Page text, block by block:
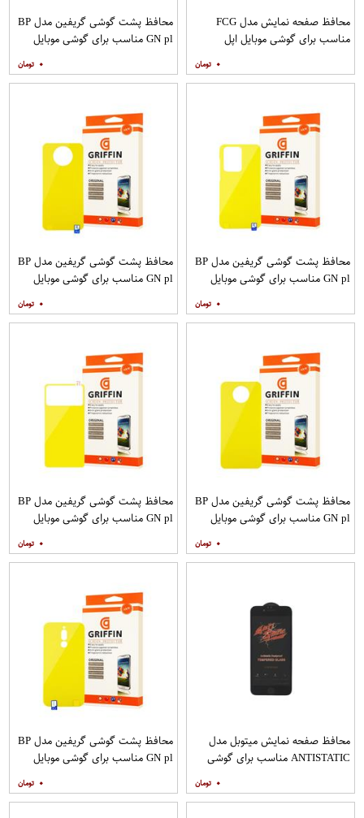
محافظ صفحه نمایش مدل FCG
مناسب برای گوشی موبایل اپل
۰
محافظ پشت گوشی گریفین مدل BP
GN pl مناسب برای گوشی موبایل
۰
محافظ پشت گوشی گریفین مدل BP
GN pl مناسب برای گوشی موبایل
۰
محافظ پشت گوشی گریفین مدل BP
GN pl مناسب برای گوشی موبایل
۰
محافظ پشت گوشی گریفین مدل BP
GN pl مناسب برای گوشی موبایل
۰
محافظ پشت گوشی گریفین مدل BP
GN pl مناسب برای گوشی موبایل
۰
محافظ صفحه نمایش میتوبل مدل
ANTISTATIC مناسب برای گوشی
۰
محافظ پشت گوشی گریفین مدل BP
GN pl مناسب برای گوشی موبایل
۰